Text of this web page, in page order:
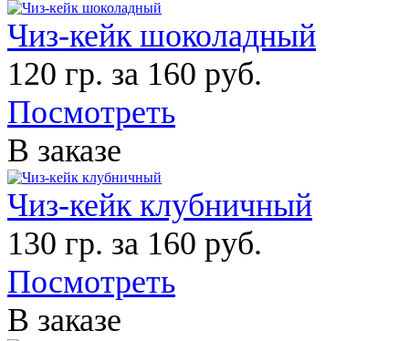
Чиз-кейк шоколадный
120 гр. за 160 руб.
Посмотреть
В заказе
Чиз-кейк клубничный
130 гр. за 160 руб.
Посмотреть
В заказе